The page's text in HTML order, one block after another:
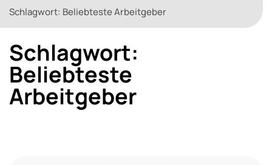
Schlagwort: Beliebteste Arbeitgeber
Schlagwort:
Beliebteste
Arbeitgeber